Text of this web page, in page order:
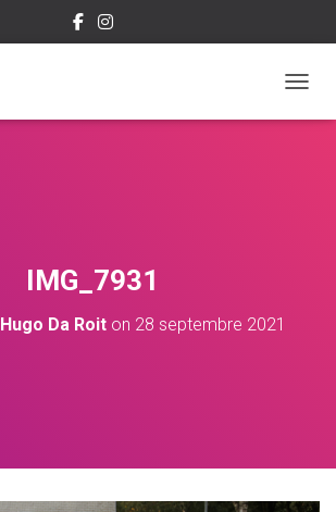
IMG_7931
Hugo Da Roiton 28 septembre 2021